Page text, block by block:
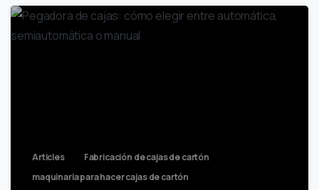
Articles
Fabricación de cajas de cartón
maquinaria para hacer cajas de cartón